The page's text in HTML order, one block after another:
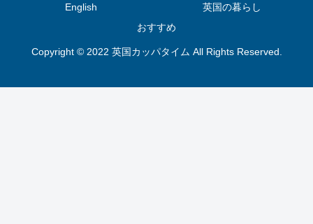
English
英国の暮らし
おすすめ
Copyright © 2022 英国カッパタイム All Rights Reserved.